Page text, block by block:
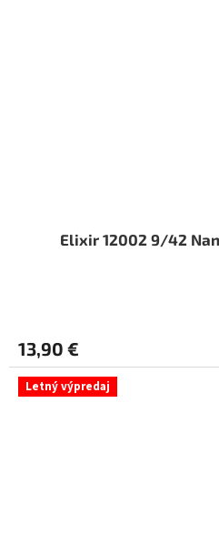
Elixir 12002 9/42
13,90 €
Letný výpredaj